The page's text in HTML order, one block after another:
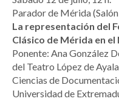
Parador de Mérida
La representación del
Clásico de Mérida en el
Ponente: Ana González
del Teatro López de
Ciencias de
Universidad de